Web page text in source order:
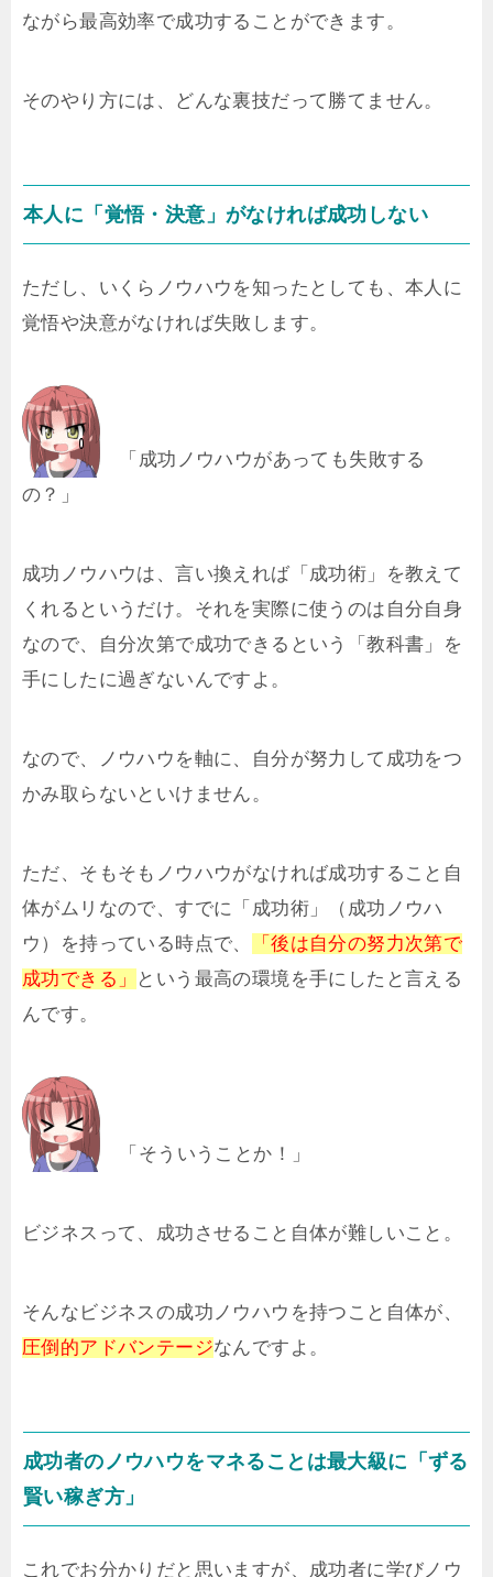
ながら最高効率で成功することができます。
そのやり方には、どんな裏技だって勝てません。
本人に「覚悟・決意」がなければ成功しない
ただし、いくらノウハウを知ったとしても、本人に
覚悟や決意がなければ失敗します。
「成功ノウハウがあっても失敗する
の？」
成功ノウハウは、言い換えれば「成功術」を教えて
くれるというだけ。それを実際に使うのは自分自身
なので、自分次第で成功できるという「教科書」を
手にしたに過ぎないんですよ。
なので、ノウハウを軸に、自分が努力して成功をつ
かみ取らないといけません。
ただ、そもそもノウハウがなければ成功すること自
体がムリなので、すでに「成功術」（成功ノウハ
ウ）を持っている時点で、
「後は自分の努力次第で
成功できる」
という最高の環境を手にしたと言える
んです。
「そういうことか！」
ビジネスって、成功させること自体が難しいこと。
そんなビジネスの成功ノウハウを持つこと自体が、
圧倒的アドバンテージなんですよ。
成功者のノウハウをマネることは最大級に「ずる
賢い稼ぎ方」
これでお分かりだと思いますが、成功者に学びノウ